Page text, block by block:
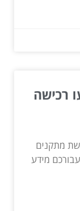
רכישה
מתקנים
מידע